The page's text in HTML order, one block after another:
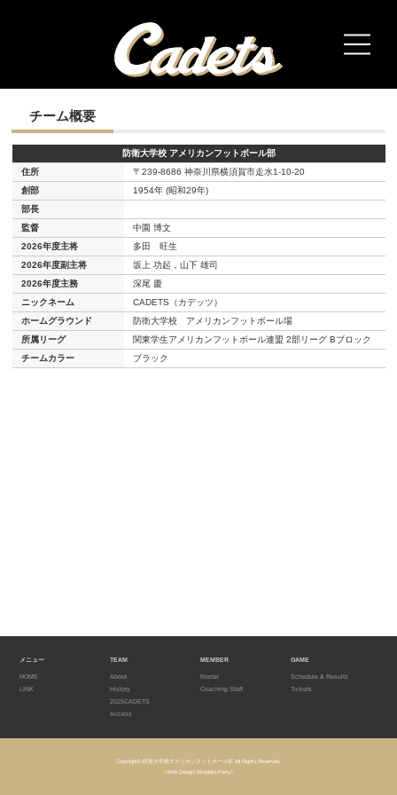
HOME
Member
GAME
チーム概要
防衛大学校 アメリカンフットボール部
住所
〒239-8686 神奈川県横須賀市走水1-10-20
創部
1954年 (昭和29年)
部長
監督
中園 博文
2026年度主将
多田 旺生
2026年度副主将
坂上 功起，山下 雄司
2026年度主務
深尾 慶
ニックネーム
CADETS（カデッツ）
ホームグラウンド
防衛大学校 アメリカンフットボール場
所属リーグ
関東学生アメリカンフットボール連盟 2部リーグ Bブロック
チームカラー
ブラック
メニュー
HOME
LINK
TEAM
About
History
2025CADETS
Access
MEMBER
Roster
Coaching Staff
GAME
Schedule & Results
Tickets
Copyright© 防衛大学校アメリカンフットボール部 All Rights Reserved.
《Web Design:Template-Party》